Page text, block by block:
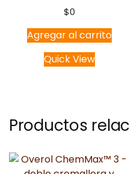
$0
Agregar al carrito
Quick View
Productos